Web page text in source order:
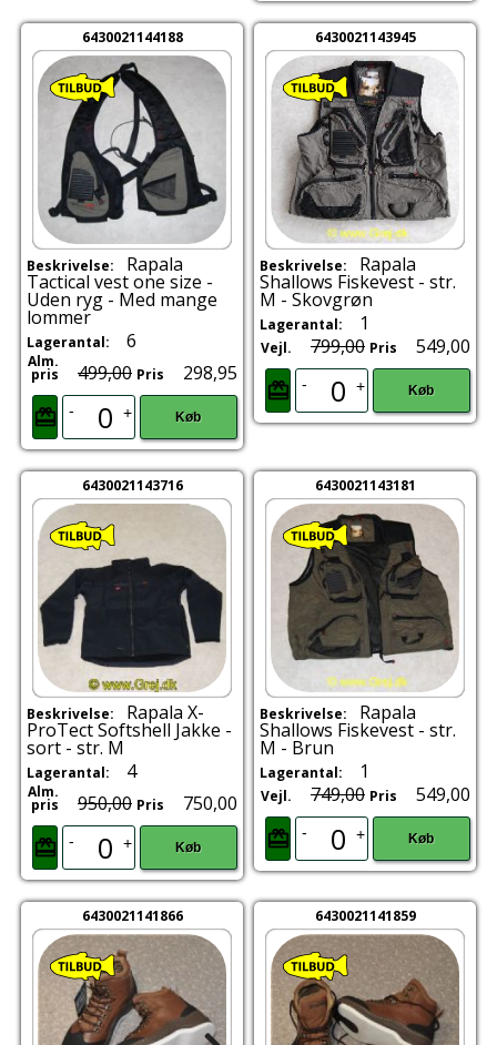
6430021144188
Beskrivelse: Rapala
Tactical vest one size -
Uden ryg - Med mange
lommer
Lagerantal: 6
Alm.
pris 499,00 Pris 298,95
- + Køb
6430021143945
Beskrivelse: Rapala
Shallows Fiskevest - str.
M - Skovgrøn
Lagerantal: 1
Vejl. 799,00 Pris 549,00
- + Køb
6430021143716
Beskrivelse: Rapala X-
ProTect Softshell Jakke -
sort - str. M
Lagerantal: 4
Alm.
pris 950,00 Pris 750,00
- + Køb
6430021143181
Beskrivelse: Rapala
Shallows Fiskevest - str.
M - Brun
Lagerantal: 1
Vejl. 749,00 Pris 549,00
- + Køb
6430021141866 6430021141859